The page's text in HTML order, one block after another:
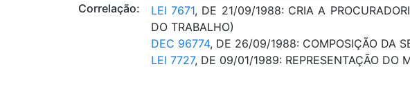
Correlação: LEI 7671, DE 21/09/1988: CRIA A
DO TRABALHO)
DEC 96774, DE 26/09/1988: COMPOSIÇÃO DA
LEI 7727, DE 09/01/1989: REPRESENTAÇÃO DO